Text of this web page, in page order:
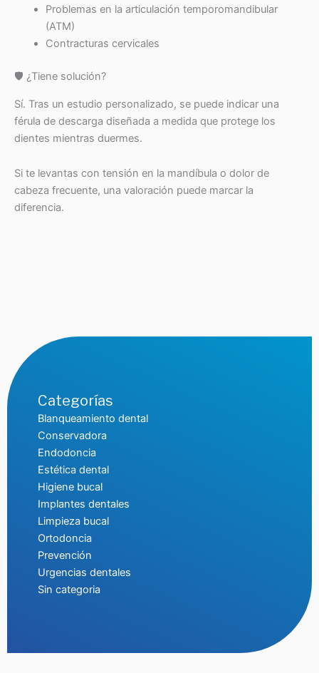
Problemas en la articulación temporomandibular
(ATM)
Contracturas cervicales
🛡️ ¿Tiene solución?
Sí. Tras un estudio personalizado, se puede indicar una
férula de descarga diseñada a medida que protege los
dientes mientras duermes.
Si te levantas con tensión en la mandíbula o dolor de
cabeza frecuente, una valoración puede marcar la
diferencia.
Categorías
Blanqueamiento dental
Conservadora
Endodoncia
Estética dental
Higiene bucal
Implantes dentales
Limpieza bucal
Ortodoncia
Prevención
Urgencias dentales
Sin categoria